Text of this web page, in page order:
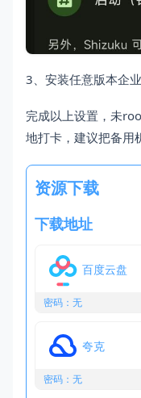
3、安装任意版本企
完成以上设置，未
地打卡，建议把备用
资源下载
下载地址
百度云盘
密码：无
夸克
密码：无